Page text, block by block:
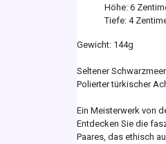
Höhe: 6
Tiefe: 4
Gewicht: 144g
Seltener
Polierter türkischer
Ein Meisterwerk von
Entdecken Sie die
Paares, das ethisch